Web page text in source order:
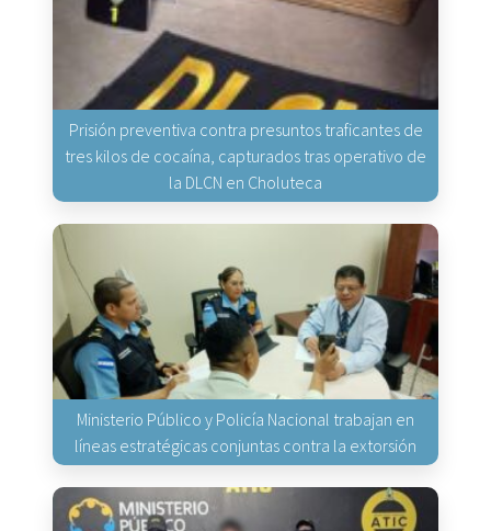
Prisión preventiva contra presuntos traficantes de
tres kilos de cocaína, capturados tras operativo de
la DLCN en Choluteca
Ministerio Público y Policía Nacional trabajan en
líneas estratégicas conjuntas contra la extorsión